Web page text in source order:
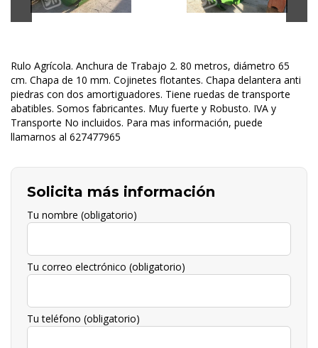
Rulo Agrícola. Anchura de Trabajo 2. 80 metros, diámetro 65
cm. Chapa de 10 mm. Cojinetes flotantes. Chapa delantera anti
piedras con dos amortiguadores. Tiene ruedas de transporte
abatibles. Somos fabricantes. Muy fuerte y Robusto. IVA y
Transporte No incluidos. Para mas información, puede
llamarnos al 627477965
Solicita más información
Tu nombre (obligatorio)
Tu correo electrónico (obligatorio)
Tu teléfono (obligatorio)